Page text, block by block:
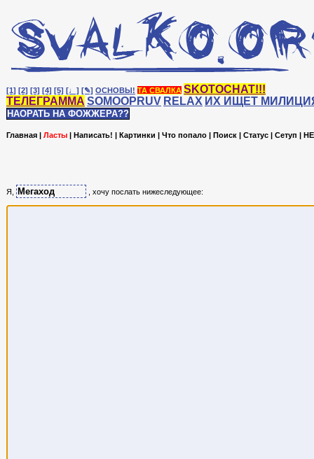
[1] [2] [3] [4] [5] [♩] [✎] ОСНОВЫ! ТА СВАЛКА SKOTOCHAT!!!
ТЕЛЕГРАММА SOMOOPRUV RELAX ИХ ИЩЕТ
НАОРАТЬ НА ФОЖЖЕРА??
Главная | Ласты | Написать! | Картинки | Что попало | Поиск | Статус | Сетуп |
Я, , хочу послать нижеследующее: